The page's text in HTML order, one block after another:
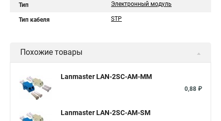
Тип Электронный модуль
Тип кабеля STP
Похожие товары
Lanmaster LAN-2SC-AM-MM
0,88 ₽
Lanmaster LAN-2SC-AM-SM